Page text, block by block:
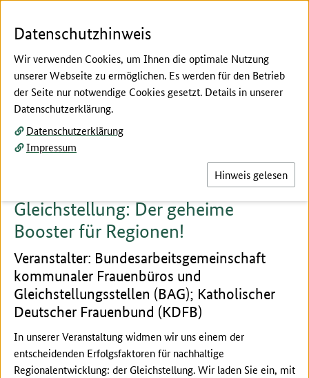
Hier beginnt der Hauptinhalt dieser Seite
Fachforum 29
Fachforen Block D
Gleichstellung: Der geheime
Booster für Regionen!
Veranstalter: Bundesarbeitsgemeinschaft
kommunaler Frauenbüros und
Gleichstellungsstellen (BAG); Katholischer
Deutscher Frauenbund (KDFB)
In unserer Veranstaltung widmen wir uns einem der
entscheidenden Erfolgsfaktoren für nachhaltige
Regionalentwicklung: der Gleichstellung. Wir laden Sie ein, mit
Datenschutzhinweis
Wir verwenden Cookies, um Ihnen die optimale Nutzung
unserer Webseite zu ermöglichen. Es werden für den Betrieb
der Seite nur notwendige Cookies gesetzt. Details in unserer
Datenschutzerklärung.
Datenschutzerklärung
Impressum
Hinweis gelesen